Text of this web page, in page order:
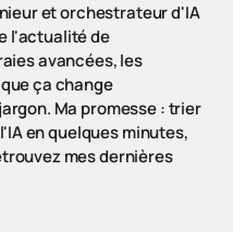
et orchestrateur d'IA
l'actualité de
avancées, les
ça change
Ma promesse : trier
en quelques minutes,
mes dernières